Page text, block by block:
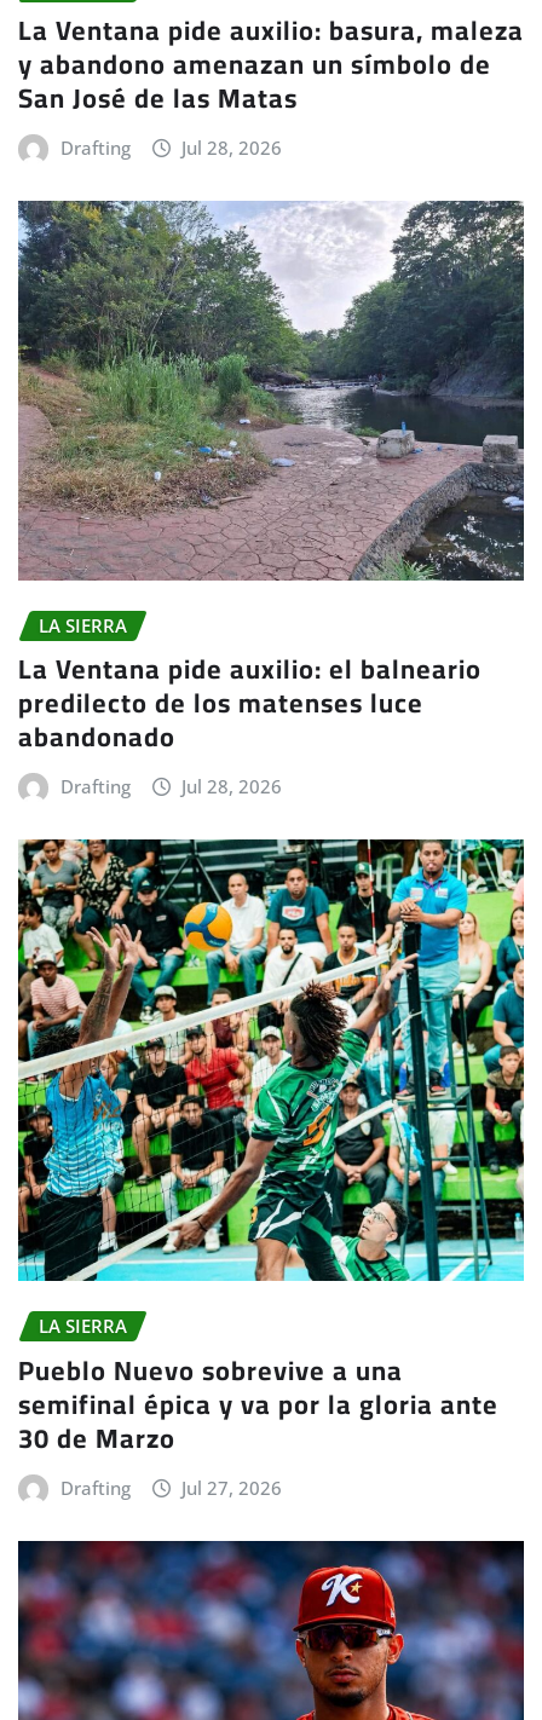
La Ventana pide auxilio: basura, maleza
y abandono amenazan un símbolo de
San José de las Matas
Drafting Jul 28, 2026
LA SIERRA
La Ventana pide auxilio: el balneario
predilecto de los matenses luce
abandonado
Drafting Jul 28, 2026
LA SIERRA
Pueblo Nuevo sobrevive a una
semifinal épica y va por la gloria ante
30 de Marzo
Drafting Jul 27, 2026